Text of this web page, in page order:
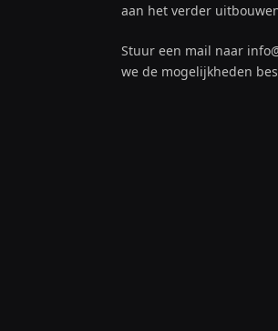
aan het verder
Stuur een mail naar
we de mogelijkheden